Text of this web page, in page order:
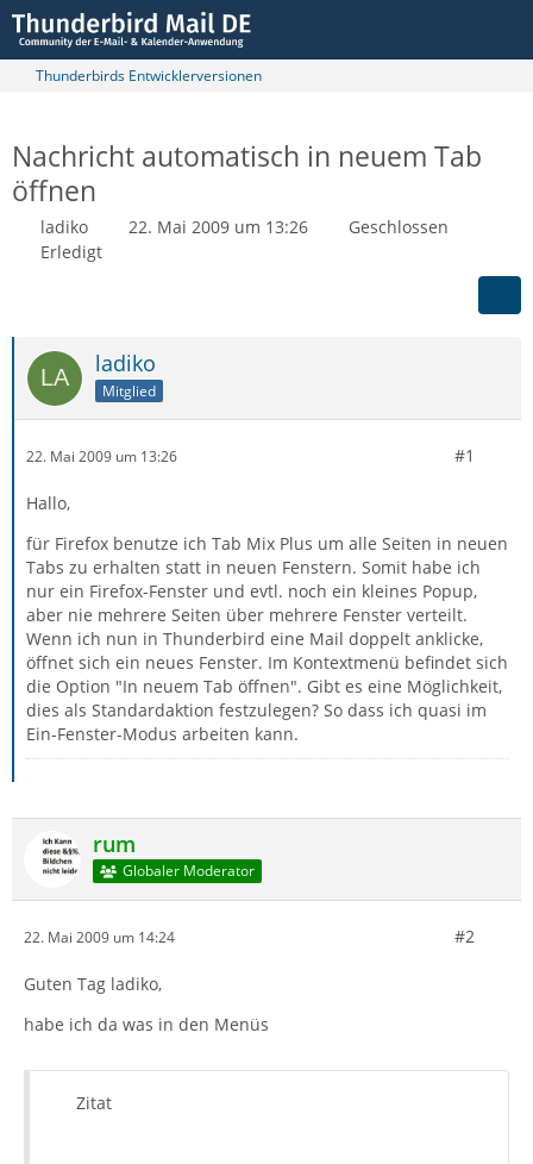
Thunderbirds Entwicklerversionen
Nachricht automatisch in neuem Tab
öffnen
ladiko 22. Mai 2009 um 13:26
Geschlossen
Erledigt
ladiko
Mitglied
22. Mai 2009 um 13:26 #1
Hallo,
für Firefox benutze ich Tab Mix Plus um alle Seiten in neuen
Tabs zu erhalten statt in neuen Fenstern. Somit habe ich
nur ein Firefox-Fenster und evtl. noch ein kleines Popup,
aber nie mehrere Seiten über mehrere Fenster verteilt.
Wenn ich nun in Thunderbird eine Mail doppelt anklicke,
öffnet sich ein neues Fenster. Im Kontextmenü befindet sich
die Option "In neuem Tab öffnen". Gibt es eine Möglichkeit,
dies als Standardaktion festzulegen? So dass ich quasi im
Ein-Fenster-Modus arbeiten kann.
rum
Globaler Moderator
22. Mai 2009 um 14:24 #2
Guten Tag ladiko,
habe ich da was in den Menüs
Zitat